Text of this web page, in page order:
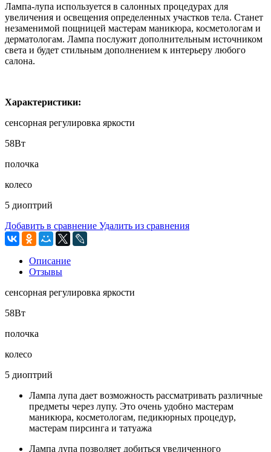
Лампа-лупа используется в салонных процедурах для
увеличения и освещения определенных участков тела. Станет
незаменимой пощницей мастерам маникюра, косметологам и
дерматологам. Лампа послужит дополнительным источником
света и будет стильным дополнением к интерьеру любого
салона.
Характеристики:
сенсорная регулировка яркости
58Вт
полочка
колесо
5 диоптрий
Добавить в сравнение Удалить из сравнения
Описание
Отзывы
сенсорная регулировка яркости
58Вт
полочка
колесо
5 диоптрий
Лампа лупа дает возможность рассматривать различные
предметы через лупу. Это очень удобно мастерам
маникюра, косметологам, педикюрных процедур,
мастерам пирсинга и татуажа
Лампа лупа позволяет добиться увеличенного